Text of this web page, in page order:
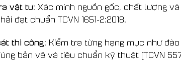
vật tư: Xác minh nguồn gốc, chất lượng
đạt chuẩn TCVN 1651-2:2018.
thi công: Kiểm tra từng hạng mục như
bản vẽ và tiêu chuẩn kỹ thuật (TCVN